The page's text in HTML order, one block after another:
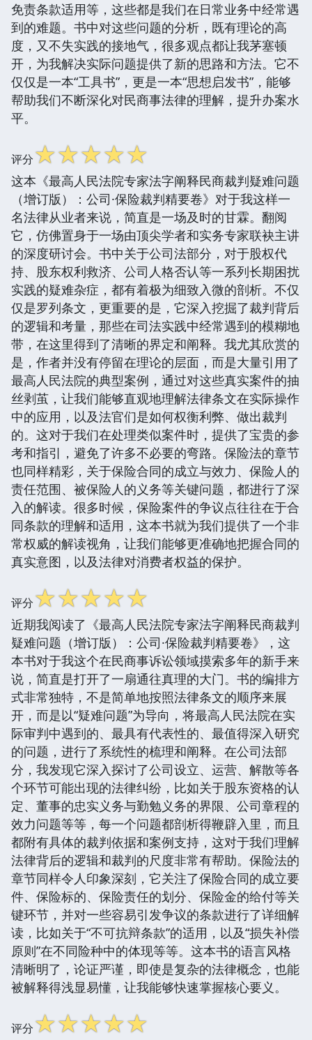
免责条款适用等，这些都是我们在日常业务中经常遇
到的难题。书中对这些问题的分析，既有理论的高
度，又不失实践的接地气，很多观点都让我茅塞顿
开，为我解决实际问题提供了新的思路和方法。它不
仅仅是一本“工具书”，更是一本“思想启发书”，能够
帮助我们不断深化对民商事法律的理解，提升办案水
平。
评分☆☆☆☆☆
这本《最高人民法院专家法字阐释民商裁判疑难问题
（增订版）：公司·保险裁判精要卷》对于我这样一
名法律从业者来说，简直是一场及时的甘霖。翻阅
它，仿佛置身于一场由顶尖学者和实务专家联袂主讲
的深度研讨会。书中关于公司法部分，对于股权代
持、股东权利救济、公司人格否认等一系列长期困扰
实践的疑难杂症，都有着极为细致入微的剖析。不仅
仅是罗列条文，更重要的是，它深入挖掘了裁判背后
的逻辑和考量，那些在司法实践中经常遇到的模糊地
带，在这里得到了清晰的界定和阐释。我尤其欣赏的
是，作者并没有停留在理论的层面，而是大量引用了
最高人民法院的典型案例，通过对这些真实案件的抽
丝剥茧，让我们能够直观地理解法律条文在实际操作
中的应用，以及法官们是如何权衡利弊、做出裁判
的。这对于我们在处理类似案件时，提供了宝贵的参
考和指引，避免了许多不必要的弯路。保险法的章节
也同样精彩，关于保险合同的成立与效力、保险人的
责任范围、被保险人的义务等关键问题，都进行了深
入的解读。很多时候，保险案件的争议点往往在于合
同条款的理解和适用，这本书就为我们提供了一个非
常权威的解读视角，让我们能够更准确地把握合同的
真实意图，以及法律对消费者权益的保护。
评分☆☆☆☆☆
近期我阅读了《最高人民法院专家法字阐释民商裁判
疑难问题（增订版）：公司·保险裁判精要卷》，这
本书对于我这个在民商事诉讼领域摸索多年的新手来
说，简直是打开了一扇通往真理的大门。书的编排方
式非常独特，不是简单地按照法律条文的顺序来展
开，而是以“疑难问题”为导向，将最高人民法院在实
际审判中遇到的、最具有代表性的、最值得深入研究
的问题，进行了系统性的梳理和阐释。在公司法部
分，我发现它深入探讨了公司设立、运营、解散等各
个环节可能出现的法律纠纷，比如关于股东资格的认
定、董事的忠实义务与勤勉义务的界限、公司章程的
效力问题等等，每一个问题都剖析得鞭辟入里，而且
都附有具体的裁判依据和案例支持，这对于我们理解
法律背后的逻辑和裁判的尺度非常有帮助。保险法的
章节同样令人印象深刻，它关注了保险合同的成立要
件、保险标的、保险责任的划分、保险金的给付等关
键环节，并对一些容易引发争议的条款进行了详细解
读，比如关于“不可抗辩条款”的适用，以及“损失补偿
原则”在不同险种中的体现等等。这本书的语言风格
清晰明了，论证严谨，即使是复杂的法律概念，也能
被解释得浅显易懂，让我能够快速掌握核心要义。
评分☆☆☆☆☆